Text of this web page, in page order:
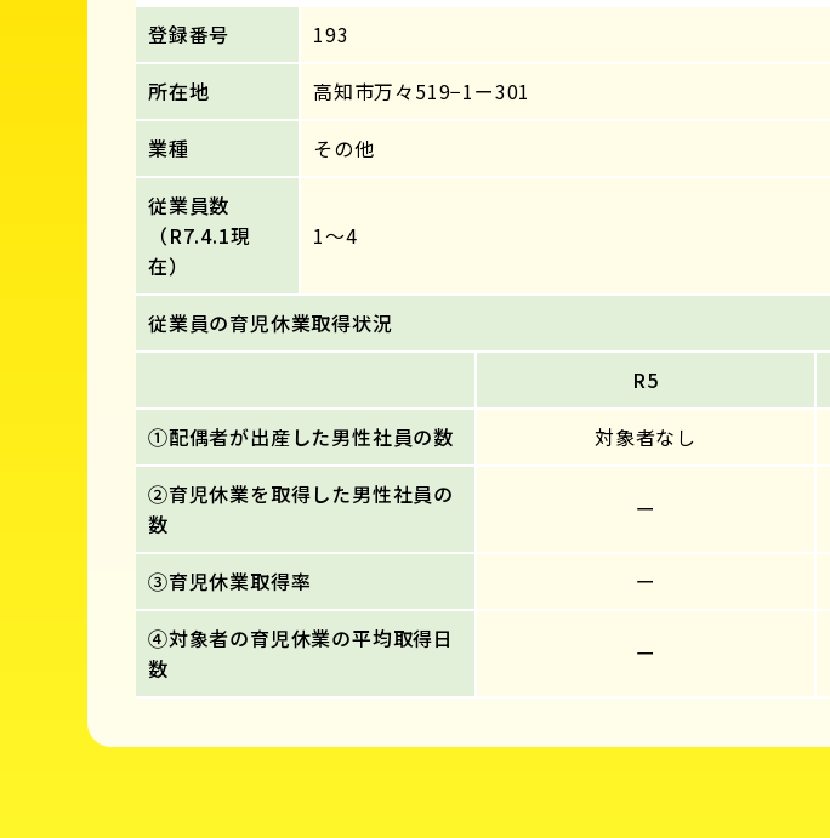
登録番号
193
所在地
高知市万々519−1ー301
業種
その他
従業員数
（R7.4.1現
在）
1～4
従業員の育児休業取得状況
R5
①配偶者が出産した男性社員の数
対象者なし
②育児休業を取得した男性社員の
数
ー
③育児休業取得率 ー
④対象者の育児休業の平均取得日
数
ー